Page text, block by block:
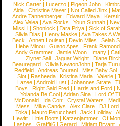
Nick Carter | Lucenzo | Pigeon John |
Aida |Christine Mayer |Not Called Jinx |
Andre Tannenberger | Edward Maya |
Alex Velea | Ava Rocks | Youn Sunnah |
MissLi | Shonlock | Tara Priya | Sick of
Silvia Dias |Henry Maske |Ava Takes A
Beck |Annett Louisan |Devin Miles |Selah
Liebe Minou |Guano Apes |Frank Ramond
Andy Grammer |Jamie Woon | Imany |
Ziynet Sali |Jaguar Wright |Diane
Beauregard |Olivia NewtonJohn |Tarja
Redfield | Andreas Bourani | Miss Baby Sol
Slot | Rasheeda | Kristina Maria | Valerie |
Lazee | Android Lust | Johannes Strate |
Boys | Right Said Fred | Harris and Ford |
Yolanda Be Cool |Adrian Sina |Lord Of
McDonald | Ida Corr |Crystal Waters |
Mess | Mike Candys | Alex Clare | DJ Lord
Toka | Mauro Perucchetti | Jack Holiday |
Hewitt |Little Boots |Katzenjammer |Of
Lashes |Graffiti6 |Gerard |Miriam Bryant |